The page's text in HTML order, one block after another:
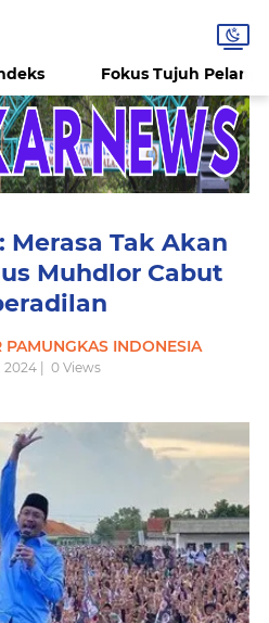
Fokus Tujuh
Merasa Tak Akan
Muhdlor Cabut
PAMUNGKAS INDONESIA
2024 | 0 Views